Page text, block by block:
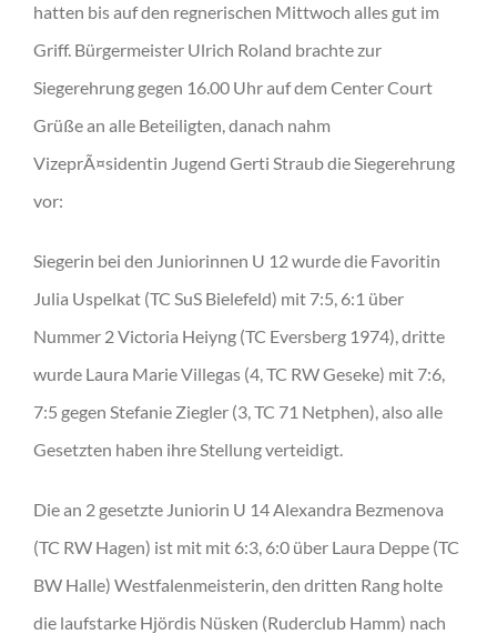
hatten bis auf den regnerischen Mittwoch alles gut im
Griff. Bürgermeister Ulrich Roland brachte zur
Siegerehrung gegen 16.00 Uhr auf dem Center Court
Grüße an alle Beteiligten, danach nahm
VizeprÃ¤sidentin Jugend Gerti Straub die Siegerehrung
vor:
Siegerin bei den Juniorinnen U 12 wurde die Favoritin
Julia Uspelkat (TC SuS Bielefeld) mit 7:5, 6:1 über
Nummer 2 Victoria Heiyng (TC Eversberg 1974), dritte
wurde Laura Marie Villegas (4, TC RW Geseke) mit 7:6,
7:5 gegen Stefanie Ziegler (3, TC 71 Netphen), also alle
Gesetzten haben ihre Stellung verteidigt.
Die an 2 gesetzte Juniorin U 14 Alexandra Bezmenova
(TC RW Hagen) ist mit mit 6:3, 6:0 über Laura Deppe (TC
BW Halle) Westfalenmeisterin, den dritten Rang holte
die laufstarke Hjördis Nüsken (Ruderclub Hamm) nach